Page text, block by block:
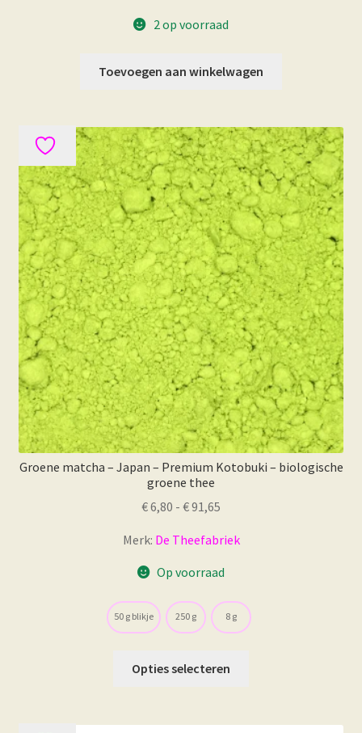
2 op voorraad
Toevoegen aan winkelwagen
Groene matcha – Japan – Premium Kotobuki – biologische
groene thee
€6,80 - €91,65
tot
€ 91,65
Merk: De Theefabriek
Op voorraad
50 g blikje 250 g 8 g
Opties selecteren